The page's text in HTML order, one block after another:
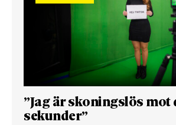
”Jag är skoningslös mot
sekunder”